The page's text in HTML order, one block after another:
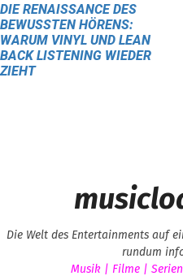
DIE RENAISSANCE DES
BEWUSSTEN HÖRENS:
WARUM VINYL UND LEAN
BACK LISTENING WIEDER
ZIEHT
Die Welt des Entertainments auf
rundum
Musik | Filme |